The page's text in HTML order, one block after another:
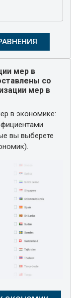
мер в
со
мер в
в экономике:
вы выберете